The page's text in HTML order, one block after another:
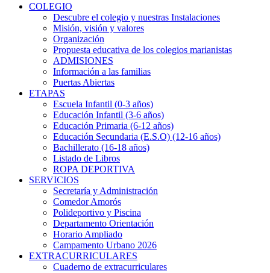
COLEGIO
Descubre el colegio y nuestras Instalaciones
Misión, visión y valores
Organización
Propuesta educativa de los colegios marianistas
ADMISIONES
Información a las familias
Puertas Abiertas
ETAPAS
Escuela Infantil (0-3 años)
Educación Infantil (3-6 años)
Educación Primaria (6-12 años)
Educación Secundaria (E.S.O) (12-16 años)
Bachillerato (16-18 años)
Listado de Libros
ROPA DEPORTIVA
SERVICIOS
Secretaría y Administración
Comedor Amorós
Polideportivo y Piscina
Departamento Orientación
Horario Ampliado
Campamento Urbano 2026
EXTRACURRICULARES
Cuaderno de extracurriculares